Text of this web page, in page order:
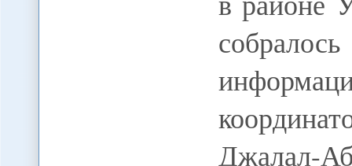
Джалал-